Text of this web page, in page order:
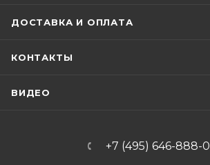
ДОСТАВКА И ОПЛАТА
КОНТАКТЫ
ВИДЕО
+7 (495) 646-888-0